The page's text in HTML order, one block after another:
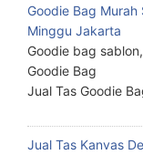
Goodie Bag
Minggu Jakarta
Goodie bag
Goodie Bag
Jual Tas Goodie
Jual Tas Kanvas